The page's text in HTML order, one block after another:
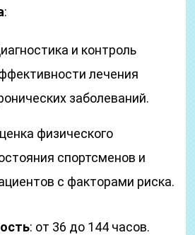
:
и контроль
лечения
заболеваний.
физического
спортсменов и
с факторами риска.
: от 36 до 144 часов.